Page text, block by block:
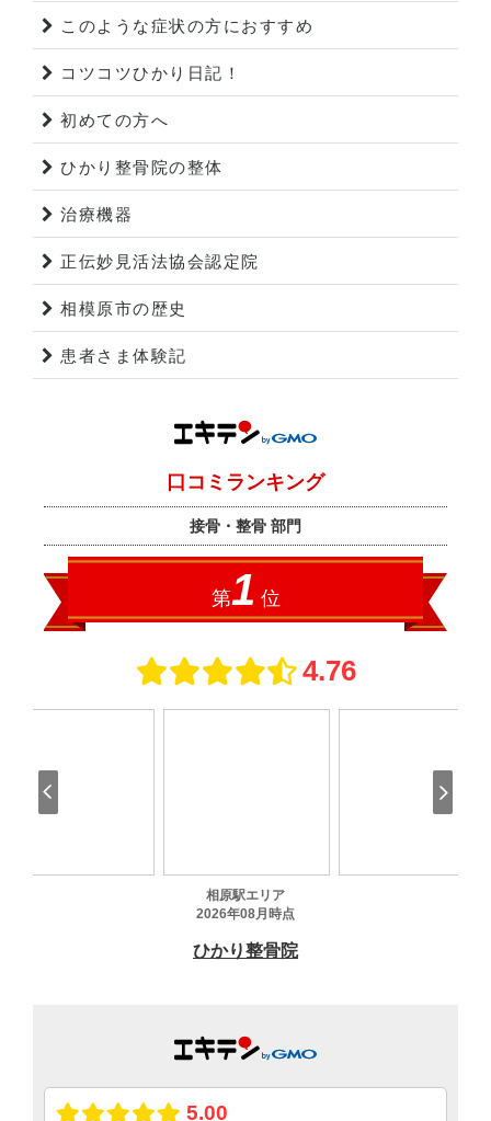
このような症状の方におすすめ
コツコツひかり日記！
初めての方へ
ひかり整骨院の整体
治療機器
正伝妙見活法協会認定院
相模原市の歴史
患者さま体験記